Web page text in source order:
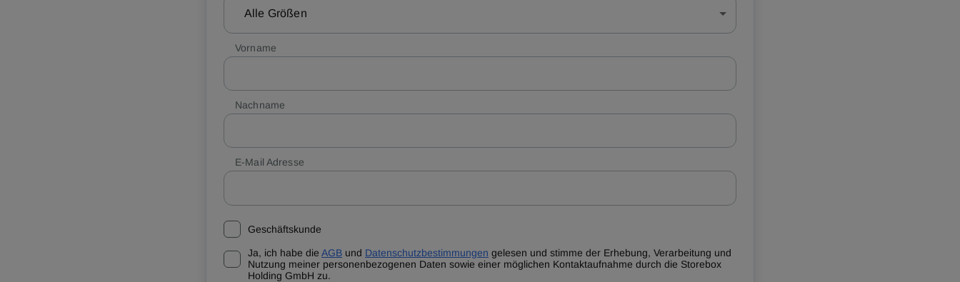
Alle Größen
Vorname
Nachname
E-Mail Adresse
Geschäftskunde
Ja, ich habe die AGB und Datenschutzbestimmungen gelesen und stimme der Erhebung, Verarbeitung und
Nutzung meiner personenbezogenen Daten sowie einer möglichen Kontaktaufnahme durch die Storebox
Holding GmbH zu.